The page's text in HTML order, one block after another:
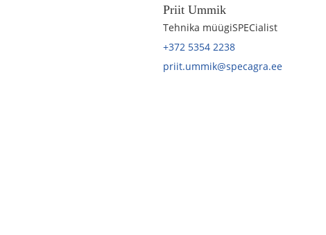
Priit Ummik
Tehnika müügiSPECialist
+372 5354 2238
priit.ummik@specagra.ee